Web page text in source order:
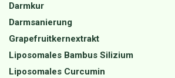
Darmkur
Darmsanierung
Grapefruitkernextrakt
Liposomales Bambus Silizium
Liposomales Curcumin